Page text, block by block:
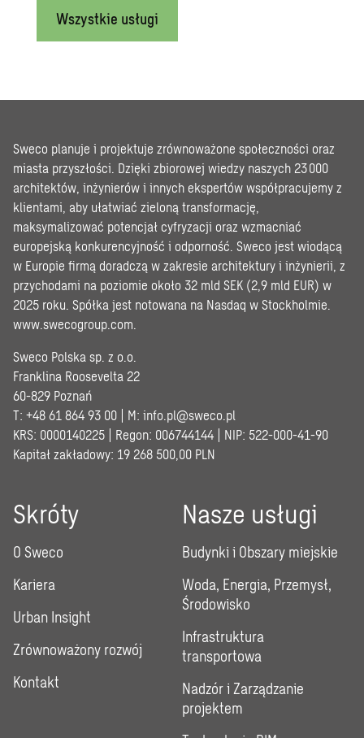
Wszystkie usługi
Sweco planuje i projektuje zrównoważone społeczności oraz
miasta przyszłości. Dzięki zbiorowej wiedzy naszych 23 000
architektów, inżynierów i innych ekspertów współpracujemy z
klientami, aby ułatwiać zieloną transformację,
maksymalizować potencjał cyfryzacji oraz wzmacniać
europejską konkurencyjność i odporność. Sweco jest wiodącą
w Europie firmą doradczą w zakresie architektury i inżynierii, z
przychodami na poziomie około 32 mld SEK (2,9 mld EUR) w
2025 roku. Spółka jest notowana na Nasdaq w Stockholmie.
www.swecogroup.com
Sweco Polska sp. z o.o.
Franklina Roosevelta 22
60-829 Poznań
T: +48 61 864 93 00 | M: info.pl@sweco.pl
KRS: 0000140225 | Regon: 006744144 | NIP: 522-000-41-90
Kapitał zakładowy: 19 268 500,00 PLN
Skróty
O Sweco
Kariera
Urban Insight
Zrównoważony rozwój
Kontakt
Nasze usługi
Budynki i Obszary miejskie
Woda, Energia, Przemysł,
Środowisko
Infrastruktura
transportowa
Nadzór i Zarządzanie
projektem